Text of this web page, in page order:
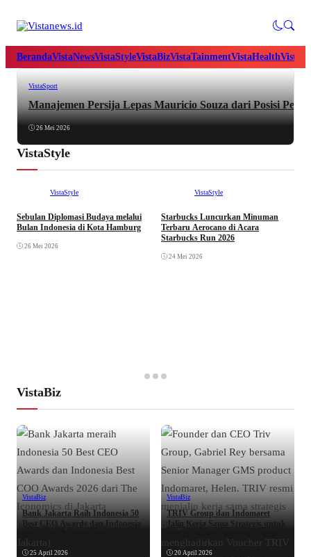
BerandaVistaNewsVistaStyleVistaBizVistaTainmentVistaHealth
VistaSport
Manajemen Persija Lepas Mauricio Souza dari Posisi
26 Mei 2026
VistaStyle
VistaStyle
Sebulan Diplomasi Budaya melalui
Bulan Indonesia di Kota Hamburg
26 Mei 2026
VistaStyle
Starbucks Luncurkan Minuman
Terbaru Aerocano di Acara
Starbucks Run 2026
24 Mei 2026
VistaBiz
VistaBiz
Bank Jakarta Raih Indonesia 50
Best CEO Awards dan Indonesia
25 April 2026
VistaBiz
TRIV Group dan Indomaret
Jalin Kerja Sama Strategis untuk
Indonesia
20 April 2026